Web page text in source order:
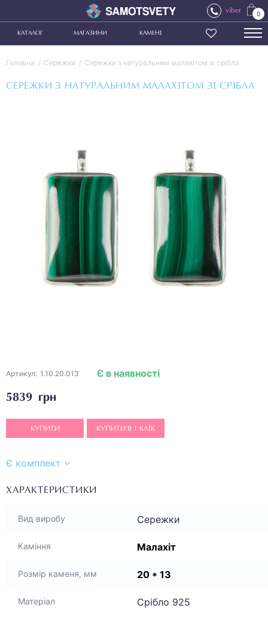
viber 0
КАТАЛОГ МАГАЗИНИ КАМЕНІ
Головна Сережки Сережки з натуральним малахітом зі срібла
СЕРЕЖКИ З НАТУРАЛЬНИМ МАЛАХІТОМ ЗІ СРІБЛА
Артикул: 1.10.20.013
5839 грн
Є в наявності
КУПИТИ КУПИТИ В 1 КЛІК
Є комплект
ХАРАКТЕРИСТИКИ
Вид виробу Сережки
Каміння Малахіт
Розмір каменя, мм 20 * 13
Матеріал Срібло 925